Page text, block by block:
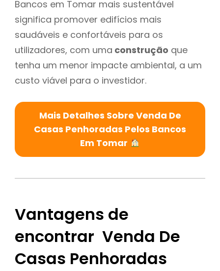
Bancos em Tomar mais sustentável
significa promover edifícios mais
saudáveis e confortáveis para os
utilizadores, com uma construção que
tenha um menor impacte ambiental, a um
custo viável para o investidor.
Mais Detalhes Sobre Venda De
Casas Penhoradas Pelos Bancos
Em Tomar
Vantagens de
encontrar Venda De
Casas Penhoradas